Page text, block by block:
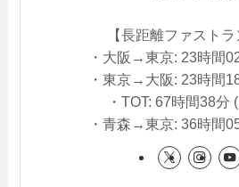
【長距離ファストラ
・大阪→東京: 23時間
・東京→大阪: 23時間
・TOT: 67時間38分
・青森→東京: 36時間